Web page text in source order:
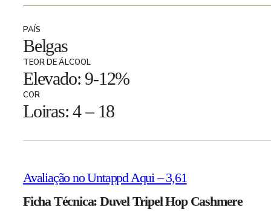
PAÍS
Belgas
TEOR DE ÁLCOOL
Elevado: 9-12%
COR
Loiras: 4 – 18
Avaliação no Untappd Aqui – 3,61
Ficha Técnica: Duvel Tripel Hop Cashmere